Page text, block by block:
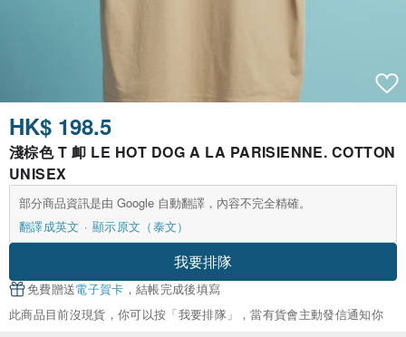
HK$ 198.5
淺棕色 T 卹 LE HOT DOG A LA PARISIENNE. COTTON
UNISEX
部分商品資訊是由 Google 自動翻譯，內容不完全精確。
翻譯成英文
顯示原文（泰文）
我要排隊
免費贈送電子賀卡 ，結帳完成後填寫
此商品目前沒現貨，你可以按「我要排隊」，當有貨會主動發信通知你